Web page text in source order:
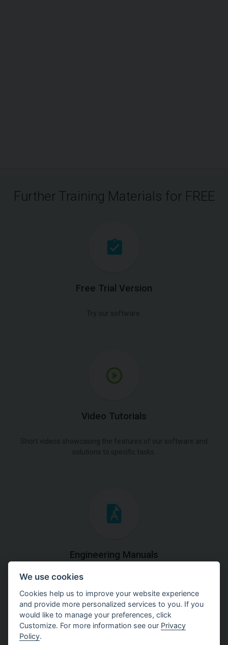
Further Training Materials for FREE
Free Trial Version
Try our software.
Video Tutorials
Short videos showcasing the features of our software and
solutions to specific tasks.
Engineering Manuals
Step by steps guides on how
to solve a specific tasks.
We use cookies
Cookies help us to improve your website experience
and provide more personalized services to you. If you
would like to manage your preferences, click
Customize. For more information see our Privacy
Policy.